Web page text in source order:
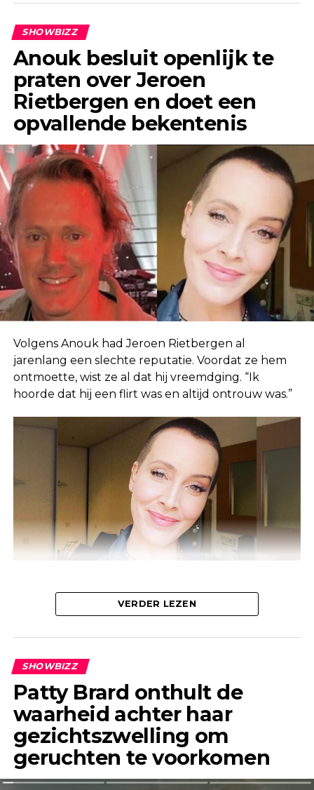
SHOWBIZZ
Anouk besluit openlijk te
praten over Jeroen
Rietbergen en doet een
opvallende bekentenis
Volgens Anouk had Jeroen Rietbergen al
jarenlang een slechte reputatie. Voordat ze hem
ontmoette, wist ze al dat hij vreemdging. “Ik
hoorde dat hij een flirt was en altijd ontrouw was.”
Linda, of waren ze alleen bekend bij de mensen
geruchten al jaren geleden de ronde deden.
VERDER LEZEN
SHOWBIZZ
Patty Brard onthult de
waarheid achter haar
gezichtszwelling om
geruchten te voorkomen